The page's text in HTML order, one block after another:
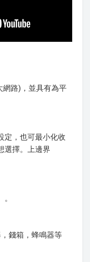
網路)，並具有為平
定，也可最小化收
選擇。上邊界
錢箱，蜂鳴器等